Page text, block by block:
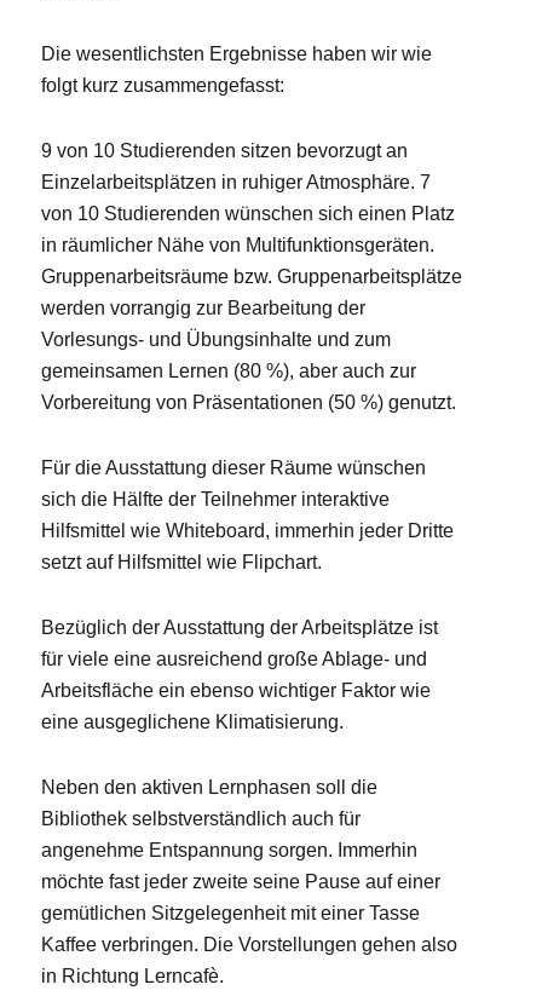
Die wesentlichsten Ergebnisse haben wir wie
folgt kurz zusammengefasst:
9 von 10 Studierenden sitzen bevorzugt an
Einzelarbeitsplätzen in ruhiger Atmosphäre. 7
von 10 Studierenden wünschen sich einen Platz
in räumlicher Nähe von Multifunktionsgeräten.
Gruppenarbeitsräume bzw. Gruppenarbeitsplätze
werden vorrangig zur Bearbeitung der
Vorlesungs- und Übungsinhalte und zum
gemeinsamen Lernen (80 %), aber auch zur
Vorbereitung von Präsentationen (50 %) genutzt.
Für die Ausstattung dieser Räume wünschen
sich die Hälfte der Teilnehmer interaktive
Hilfsmittel wie Whiteboard, immerhin jeder Dritte
setzt auf Hilfsmittel wie Flipchart.
Bezüglich der Ausstattung der Arbeitsplätze ist
für viele eine ausreichend große Ablage- und
Arbeitsfläche ein ebenso wichtiger Faktor wie
eine ausgeglichene Klimatisierung.
Neben den aktiven Lernphasen soll die
Bibliothek selbstverständlich auch für
angenehme Entspannung sorgen. Immerhin
möchte fast jeder zweite seine Pause auf einer
gemütlichen Sitzgelegenheit mit einer Tasse
Kaffee verbringen. Die Vorstellungen gehen also
in Richtung Lerncafè.